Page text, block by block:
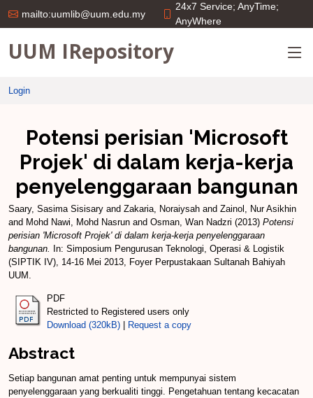
mailto:uumlib@uum.edu.my
24x7 Service; AnyTime;
AnyWhere
UUM IRepository
Login
Potensi perisian 'Microsoft
Projek' di dalam kerja-kerja
penyelenggaraan bangunan
Saary, Sasima Sisisary and Zakaria, Noraiysah and Zainol, Nur Asikhin
and Mohd Nawi, Mohd Nasrun and Osman, Wan Nadzri (2013) Potensi
perisian 'Microsoft Projek' di dalam kerja-kerja penyelenggaraan
bangunan.
In: Simposium Pengurusan Teknologi, Operasi & Logistik
(SIPTIK IV), 14-16 Mei 2013, Foyer Perpustakaan Sultanah Bahiyah
UUM.
PDF
Restricted to Registered users only
Download (320kB)
Request a copy
Abstract
Setiap bangunan amat penting untuk mempunyai sistem
penyelenggaraan yang berkualiti tinggi. Pengetahuan tentang kecacatan